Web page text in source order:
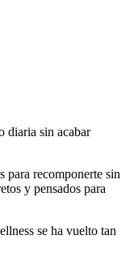
diaria sin acabar
para recomponerte sin
y pensados para
se ha vuelto tan